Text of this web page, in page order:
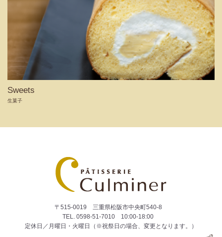
Sweets
生菓子
〒515-0019 三重県松阪市中央町540-8
TEL. 0598-51-7010 10:00-18:00
定休日／月曜日・火曜日（※祝祭日の場合、変更となります。）